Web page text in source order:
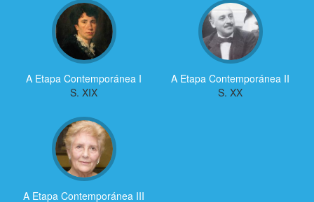
A Etapa Contemporánea I
S. XIX
A Etapa Contemporánea II
S. XX
A Etapa Contemporánea III